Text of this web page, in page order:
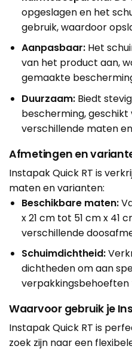
opgeslagen en het
gebruik, waardoor
Aanpasbaar:Het
van het product aan,
gemaakte
Duurzaam:Biedt
bescherming,
verschillende maten
Afmetingen en
Instapak Quick RT is
maten en varianten:
Beschikbare maten:
x 21 cm tot 51 cm x 41
verschillende
Schuimdichtheid:
dichtheden om aan
verpakkingsbehoeften
Waarvoor gebruik je
Instapak Quick RT is
zoek zijn naar een